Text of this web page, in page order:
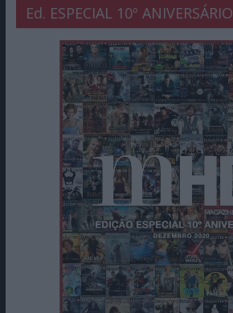
Ed. ESPECIAL 10º ANIVERSÁRIO